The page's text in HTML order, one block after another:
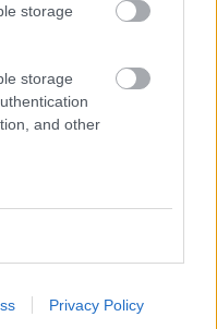
storage
storage
and other
Privacy Policy
is szinte
Recorder magazin
Child (sokkal
is kísérletezett